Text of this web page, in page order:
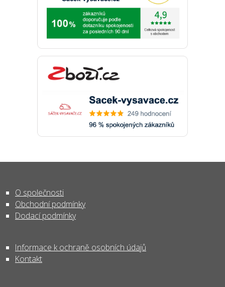
O společnosti
Obchodní podmínky
Dodací podmínky
Informace k ochraně osobních údajů
Kontakt